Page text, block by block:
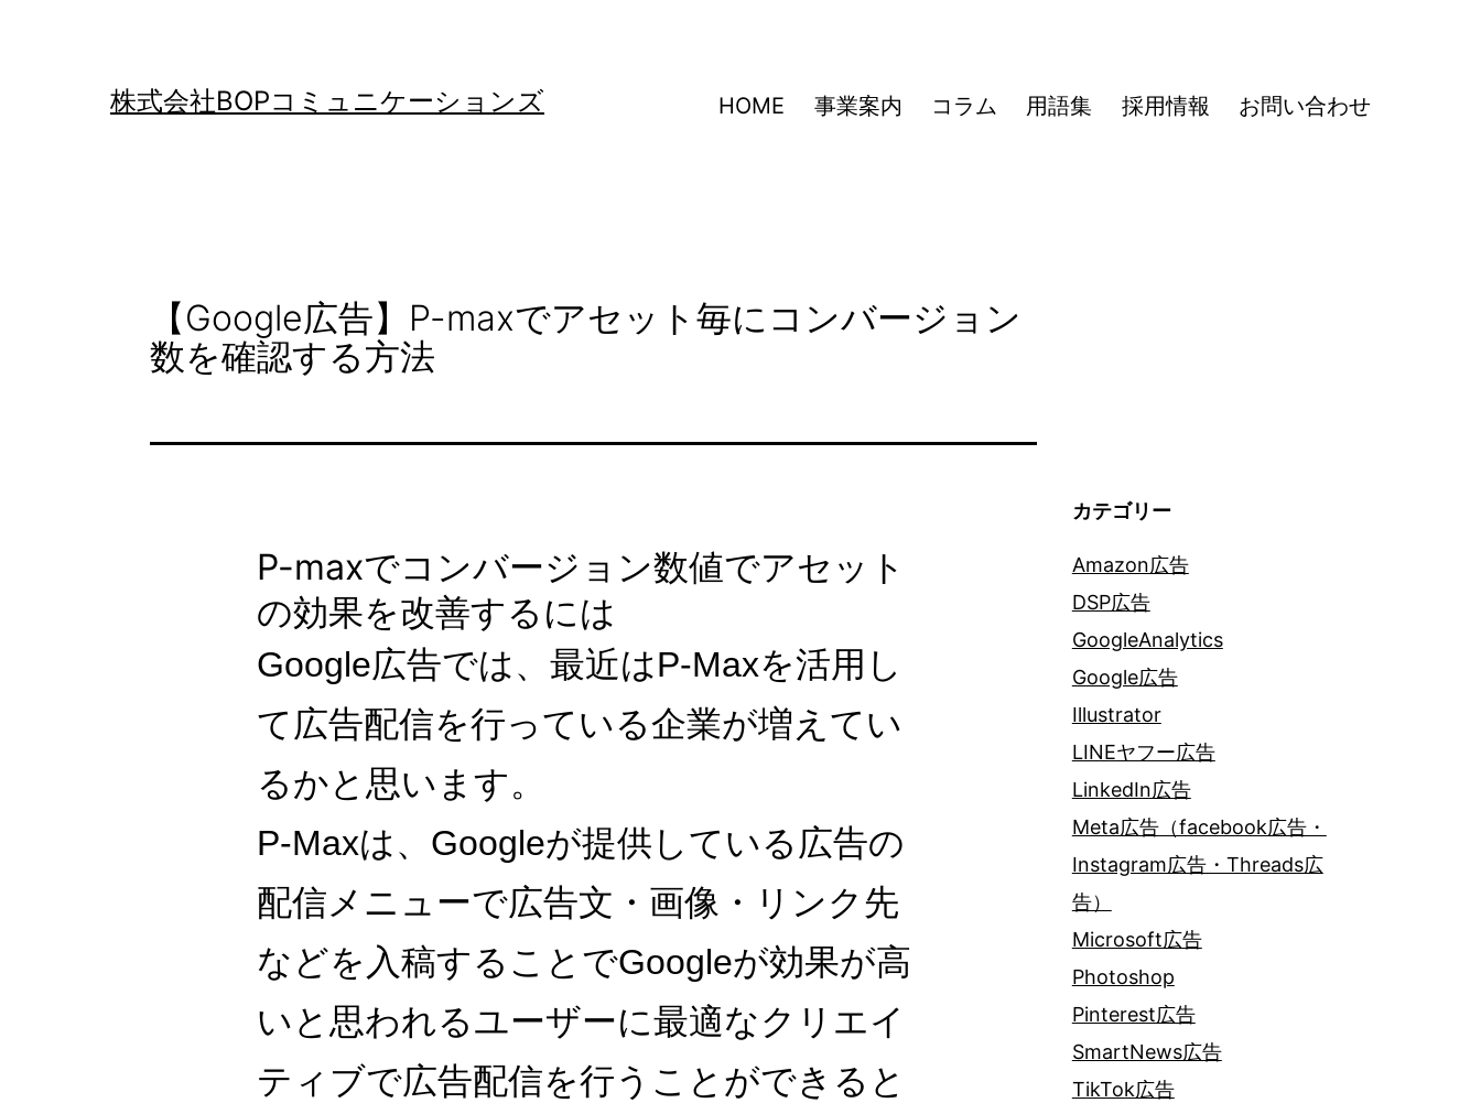
株式会社BOPコミュニケーションズ HOME 事業案内 コラム 用語集 採用情報 お問い合わせ
【Google広告】P-maxでアセット毎にコンバージョン
数を確認する方法
P-maxでコンバージョン数値でアセット
の効果を改善するには
Google広告では、最近はP-Maxを活用し
て広告配信を行っている企業が増えてい
るかと思います。
P-Maxは、Googleが提供している広告の
配信メニューで広告文・画像・リンク先
などを入稿することでGoogleが効果が高
いと思われるユーザーに最適なクリエイ
ティブで広告配信を行うことができると
カテゴリー
Amazon広告
DSP広告
GoogleAnalytics
Google広告
Illustrator
LINEヤフー広告
LinkedIn広告
Meta広告（facebook広告・
Instagram広告・Threads広
告）
Microsoft広告
Photoshop
Pinterest広告
SmartNews広告
TikTok広告